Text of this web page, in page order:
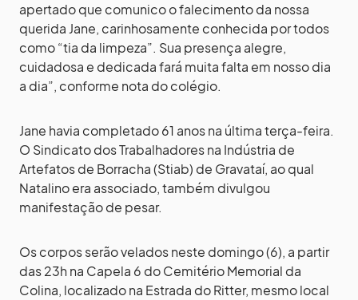
apertado que comunico o falecimento da nossa
querida Jane, carinhosamente conhecida por todos
como “tia da limpeza”. Sua presença alegre,
cuidadosa e dedicada fará muita falta em nosso dia
a dia”, conforme nota do colégio.
Jane havia completado 61 anos na última terça-feira.
O Sindicato dos Trabalhadores na Indústria de
Artefatos de Borracha (Stiab) de Gravataí, ao qual
Natalino era associado, também divulgou
manifestação de pesar.
Os corpos serão velados neste domingo (6), a partir
das 23h na Capela 6 do Cemitério Memorial da
Colina, localizado na Estrada do Ritter, mesmo local